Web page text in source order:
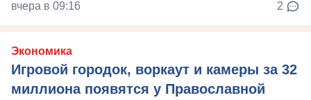
вчера в 09:16 2
Экономика
Игровой городок, воркаут и камеры за 32
миллиона появятся у Православной